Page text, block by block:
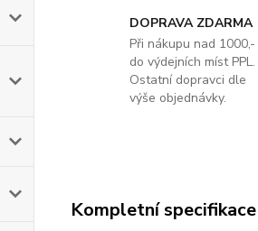
DOPRAVA ZDARMA
Při nákupu nad 1000,-
do výdejních míst PPL.
Ostatní dopravci dle
výše objednávky.
Kompletní specifikace